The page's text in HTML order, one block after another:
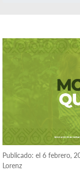
Publicado: el 6 febrero,
Lorenz